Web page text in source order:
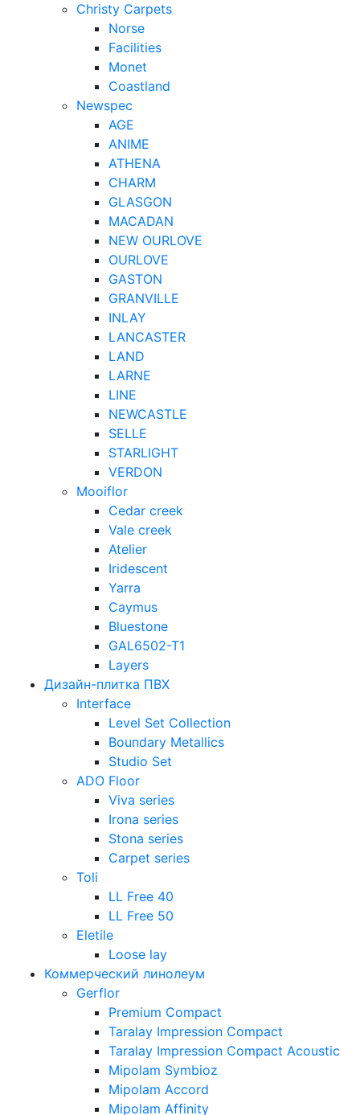
Christy Carpets
Norse
Facilities
Monet
Coastland
Newspec
AGE
ANIME
ATHENA
CHARM
GLASGON
MACADAN
NEW OURLOVE
OURLOVE
GASTON
GRANVILLE
INLAY
LANCASTER
LAND
LARNE
LINE
NEWCASTLE
SELLE
STARLIGHT
VERDON
Mooiflor
Cedar creek
Vale creek
Atelier
Iridescent
Yarra
Caymus
Bluestone
GAL6502-T1
Layers
Дизайн-плитка ПВХ
Interface
Level Set Collection
Boundary Metallics
Studio Set
ADO Floor
Viva series
Irona series
Stona series
Carpet series
Toli
LL Free 40
LL Free 50
Eletile
Loose lay
Коммерческий линолеум
Gerflor
Premium Compact
Taralay Impression Compact
Taralay Impression Compact Acoustic
Mipolam Symbioz
Mipolam Accord
Mipolam Affinity